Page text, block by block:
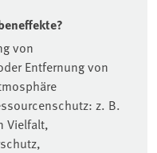
von
Entfernung von
z. B.
Vielfalt,